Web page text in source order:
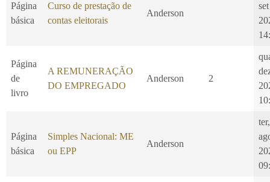
Página
básica
Curso de prestação de
contas eleitorais
Anderson
set
Página
de
livro
A REMUNERAÇÃO
DO EMPREGADO
Anderson 2
Página
básica
Simples Nacional: ME
ou EPP
Anderson